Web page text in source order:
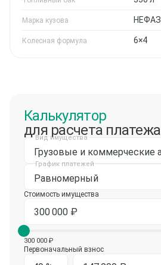
Марка кузова НЕФАЗ
Колесная формула 6×4
Калькулятор
для расчета платежа
Вид имущества
Равномерный
График платежей
Стоимость имущества
300 000 ₽
Первоначальный взнос